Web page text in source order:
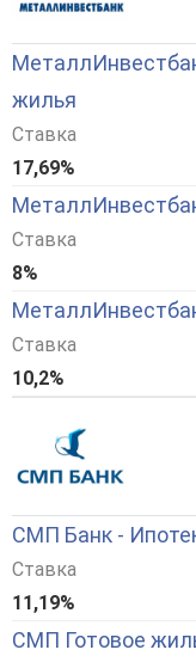
жилья
Ставка
17,69%
Ставка
8%
Ставка
10,2%
СМП Банк -
Ставка
11,19%
СМП Готовое